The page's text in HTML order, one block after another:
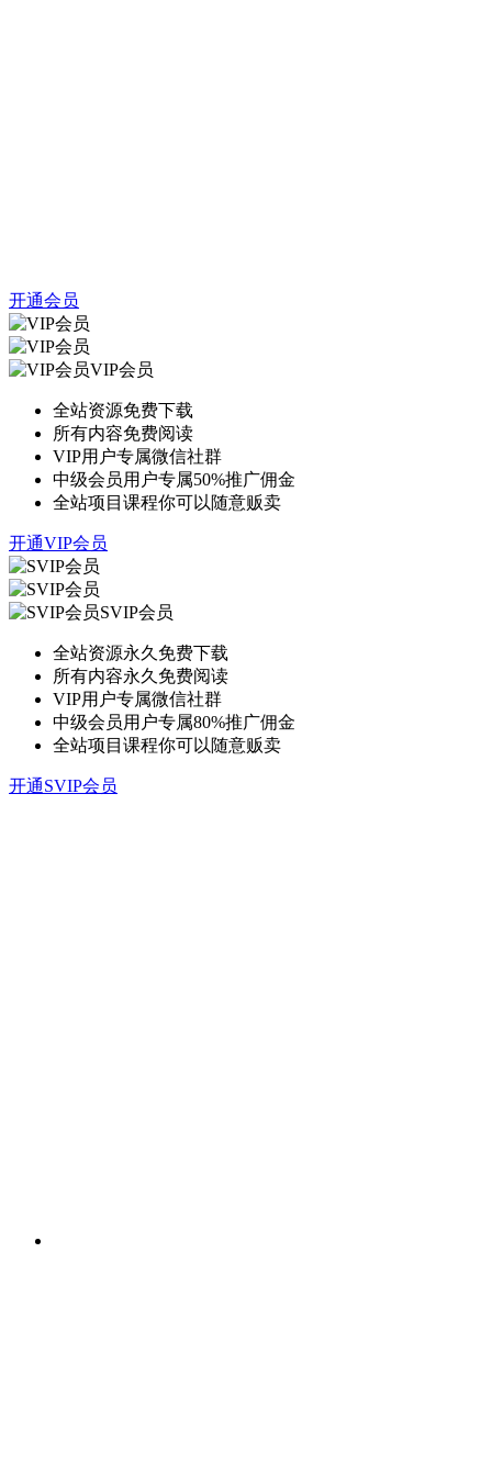
开通会员
VIP会员
全站资源免费下载
所有内容免费阅读
VIP用户专属微信社群
中级会员用户专属50%推广佣金
全站项目课程你可以随意贩卖
开通VIP会员
SVIP会员
全站资源永久免费下载
所有内容永久免费阅读
VIP用户专属微信社群
中级会员用户专属80%推广佣金
全站项目课程你可以随意贩卖
开通SVIP会员